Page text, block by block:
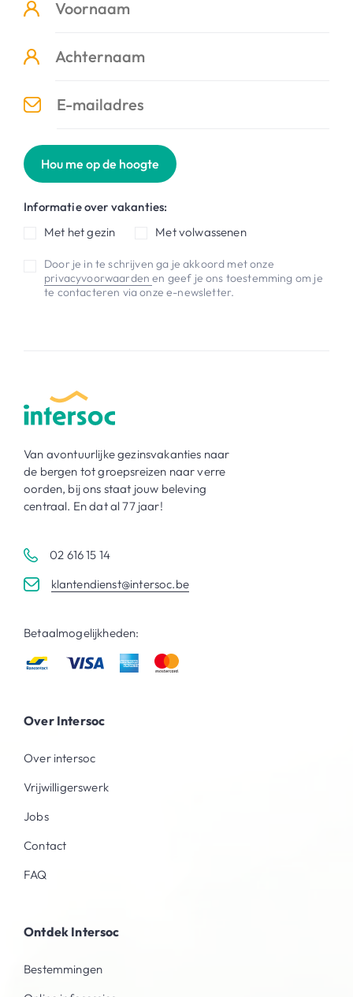
Hou me op de hoogte
Informatie over vakanties:
Met het gezin
Met volwassenen
Door je in te schrijven ga je akkoord met onze
privacyvoorwaardenen geef je ons toestemming om je
te contacteren via onze e-newsletter.
Van avontuurlijke gezinsvakanties naar
de bergen tot groepsreizen naar verre
oorden, bij ons staat jouw beleving
centraal. En dat al 77 jaar!
02 616 15 14
klantendienst@intersoc.be
Betaalmogelijkheden:
Over Intersoc
Over intersoc
Vrijwilligerswerk
Jobs
Contact
FAQ
Ontdek Intersoc
Bestemmingen